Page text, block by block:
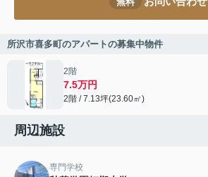
所沢市喜多町のアパートの募集中物件
2階
7.5万円
2階 / 7.13坪(23.60㎡)
周辺施設
専門学校